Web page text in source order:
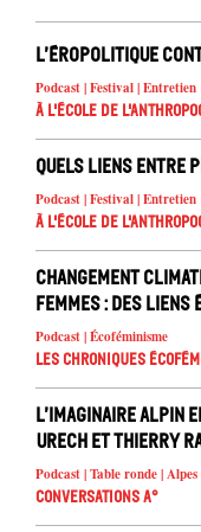
L’éropolitique
Podcast | Festival | Entretien
À l'école de
Quels liens entre
Podcast | Festival | Entretien
À l'école de
Changement
femmes : des
Podcast | Écoféminisme
Les chroniques
L’imaginaire alpin
Urech et Thierry
Podcast | Table ronde |
Conversations A°